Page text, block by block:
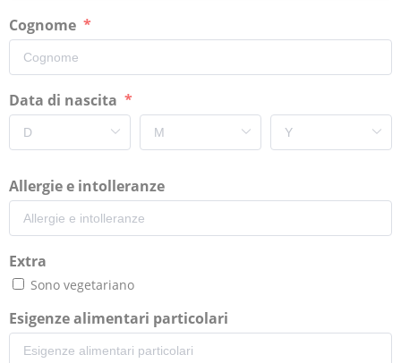
Cognome
Data di nascita
Allergie e intolleranze
Extra
Sono vegetariano
Esigenze alimentari particolari